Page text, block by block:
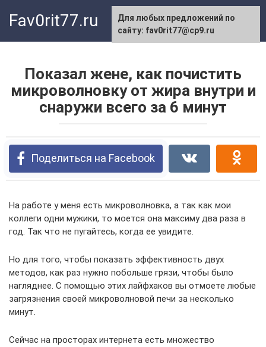
Fav0rit77.ru
Показал жене, как почистить
микроволновку от жира внутри и
снаружи всего за 6 минут
Поделиться на Facebook
На работе у меня есть микроволновка, а так как мои
коллеги одни мужики, то моется она максиму два раза в
год. Так что не пугайтесь, когда ее увидите.
Но для того, чтобы показать эффективность двух
методов, как раз нужно побольше грязи, чтобы было
нагляднее. С помощью этих лайфхаков вы отмоете любые
загрязнения своей микроволновой печи за несколько
минут.
Сейчас на просторах интернета есть множество
Для любых предложений по
сайту: fav0rit77@cp9.ru